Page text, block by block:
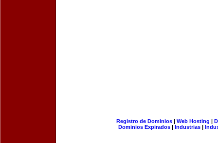
Registro de Dominios| Web Hosting |
Dominios Expirados | Industrias |